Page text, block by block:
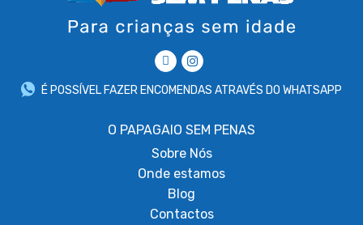
É POSSÍVEL FAZER ENCOMENDAS ATRAVÉS DO WHATSAPP
O PAPAGAIO SEM PENAS
Sobre Nós
Onde estamos
Blog
Contactos